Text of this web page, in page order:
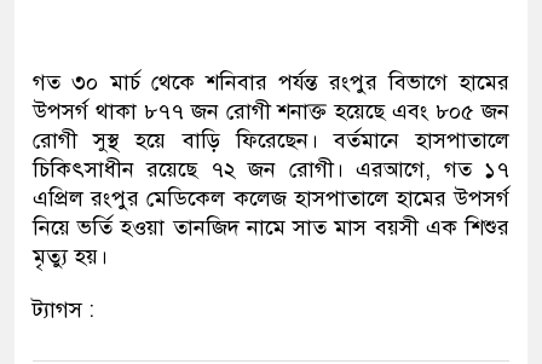
গত ৩০ মার্চ থেকে শনিবার পর্যন্ত রংপুর বিভাগে হামের
উপসর্গ থাকা ৮৭৭ জন রোগী শনাক্ত হয়েছে এবং ৮০৫ জন
রোগী সুস্থ হয়ে বাড়ি ফিরেছেন। বর্তমানে হাসপাতালে
চিকিৎসাধীন রয়েছে ৭২ জন রোগী। এরআগে, গত ১৭
এপ্রিল রংপুর মেডিকেল কলেজ হাসপাতালে হামের উপসর্গ
নিয়ে ভর্তি হওয়া তানজিদ নামে সাত মাস বয়সী এক শিশুর
মৃত্যু হয়।
ট্যাগস :